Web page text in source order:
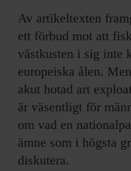
Av artikeltexten
ett förbud mot att
västkusten i sig inte
europeiska ålen.
akut hotad art
är väsentligt för
om vad en
ämne som i högsta
diskutera.